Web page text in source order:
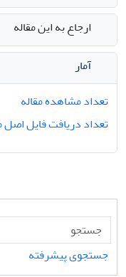
ارجاع به این مقاله
آمار
تعداد مشاهده مقاله
تعداد دریافت فایل اصل
جستجوی پیشرفته